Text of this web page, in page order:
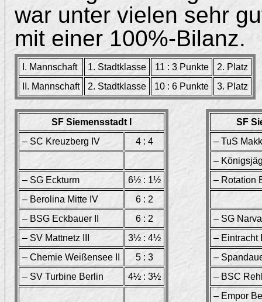
war unter vielen sehr
mit einer 100%-Bilanz.
I. Mannschaft 1. Stadtklasse 11 : 3 Punkte
2. Platz
II. Mannschaft
2. Stadtklasse 10 : 6 Punkte 3. Platz
SF Siemensstadt I
– SC Kreuzberg IV
4 : 4
– SG Eckturm
6½ : 1½
– Berolina Mitte IV
6 : 2
– BSG Eckbauer II
6 : 2
– SV Mattnetz III
3½ : 4½
– Chemie Weißensee II
5 : 3
– SV Turbine Berlin
4½ : 3½
SF
– TuS
–
– Rotation
– SG
– Eintracht
–
– BSC
– Empor